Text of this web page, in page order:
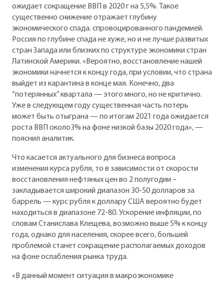
ожидает сокращение ВВП в 2020 г на 5,5%. Такое
существенно снижение отражает глубину
экономического спада. спровоцированного пандемией.
Россия по глубине спада не хуже, но и не лучше развитых
стран Запада или близких по структуре экономики стран
Латинской Америки. «Вероятно, восстановление нашей
экономики начнется к концу года, при условии, что страна
выйдет из карантина в конце мая. Конечно, два
“потерянных” квартала — этого много, но не критично.
Уже в следующем году существенная часть потерь
может быть отыграна — по итогам 2021 года ожидается
роста ВВП около3% на фоне низкой базы 2020 года», —
пояснил аналитик.
Что касается актуального для бизнеса вопроса
изменения курса рубля, то в зависимости от скорости
восстановления нефтяных цен во 2 полугодии –
закладывается широкий диапазон 30-50 долларов за
баррель — курс рубля к доллару США вероятно будет
находиться в диапазоне 72-80. Ускорение инфляции, по
словам Станислава Клещева, возможно выше 5% к концу
года, однако для населения, скорее всего, большей
проблемой станет сокращение располагаемых доходов
на фоне ослабления рынка труда.
«В данный момент ситуация в макроэкономике